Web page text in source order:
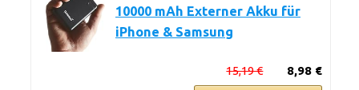
10000 mAh Externer Akku für
iPhone & Samsung
8,98 €
15,19 €